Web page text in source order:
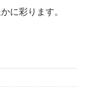
に彩ります。